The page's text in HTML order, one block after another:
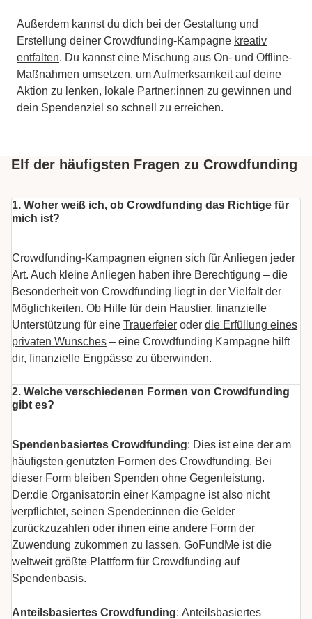
Außerdem kannst du dich bei der Gestaltung und
Erstellung deiner Crowdfunding-Kampagne kreativ
entfalten. Du kannst eine Mischung aus On- und Offline-
Maßnahmen umsetzen, um Aufmerksamkeit auf deine
Aktion zu lenken, lokale Partner:innen zu gewinnen und
dein Spendenziel so schnell zu erreichen.
Elf der häufigsten Fragen zu Crowdfunding
1. Woher weiß ich, ob Crowdfunding das Richtige für
mich ist?
Crowdfunding-Kampagnen eignen sich für Anliegen jeder
Art. Auch kleine Anliegen haben ihre Berechtigung – die
Besonderheit von Crowdfunding liegt in der Vielfalt der
Möglichkeiten. Ob Hilfe für dein Haustier, finanzielle
Unterstützung für eine Trauerfeier oder die Erfüllung eines
privaten Wunsches – eine Crowdfunding Kampagne hilft
dir, finanzielle Engpässe zu überwinden.
2. Welche verschiedenen Formen von Crowdfunding
gibt es?
Spendenbasiertes Crowdfunding: Dies ist eine der am
häufigsten genutzten Formen des Crowdfunding. Bei
dieser Form bleiben Spenden ohne Gegenleistung.
Der:die Organisator:in einer Kampagne ist also nicht
verpflichtet, seinen Spender:innen die Gelder
zurückzuzahlen oder ihnen eine andere Form der
Zuwendung zukommen zu lassen. GoFundMe ist die
weltweit größte Plattform für Crowdfunding auf
Spendenbasis.
Anteilsbasiertes Crowdfunding: Anteilsbasiertes